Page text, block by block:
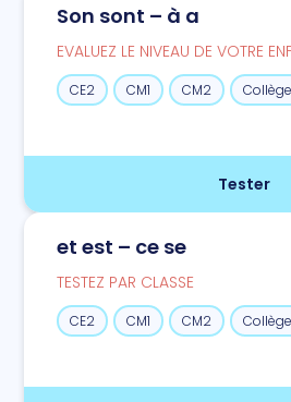
Son sont – à a
EVALUEZ LE NIVEAU DE VOTRE
CE2 CM1 CM2 Collège
Tester
et est – ce se
TESTEZ PAR CLASSE
CE2 CM1 CM2 Collège